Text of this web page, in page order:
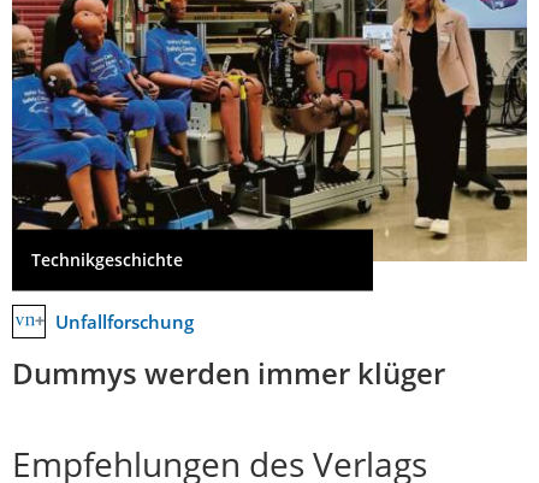
Technikgeschichte
Unfallforschung
Dummys werden immer klüger
Empfehlungen des Verlags